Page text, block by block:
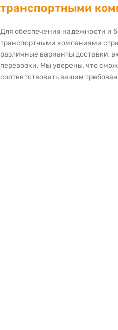
транспортными
Для обеспечения надежности и
транспортными компаниями
различные варианты доставки,
перевозки. Мы уверены, что
соответствовать вашим